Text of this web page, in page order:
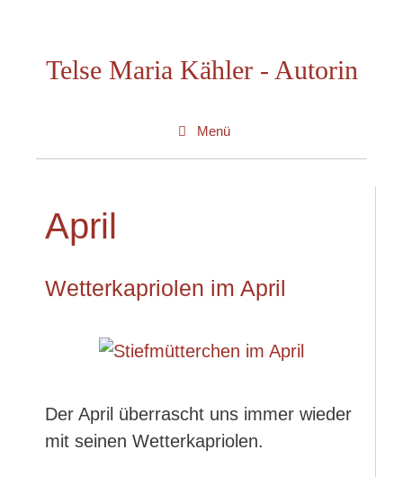
springenTelse Maria Kähler - Autorin
Menü
April
Wetterkapriolen im April
Der April überrascht uns immer wieder
mit seinen Wetterkapriolen.